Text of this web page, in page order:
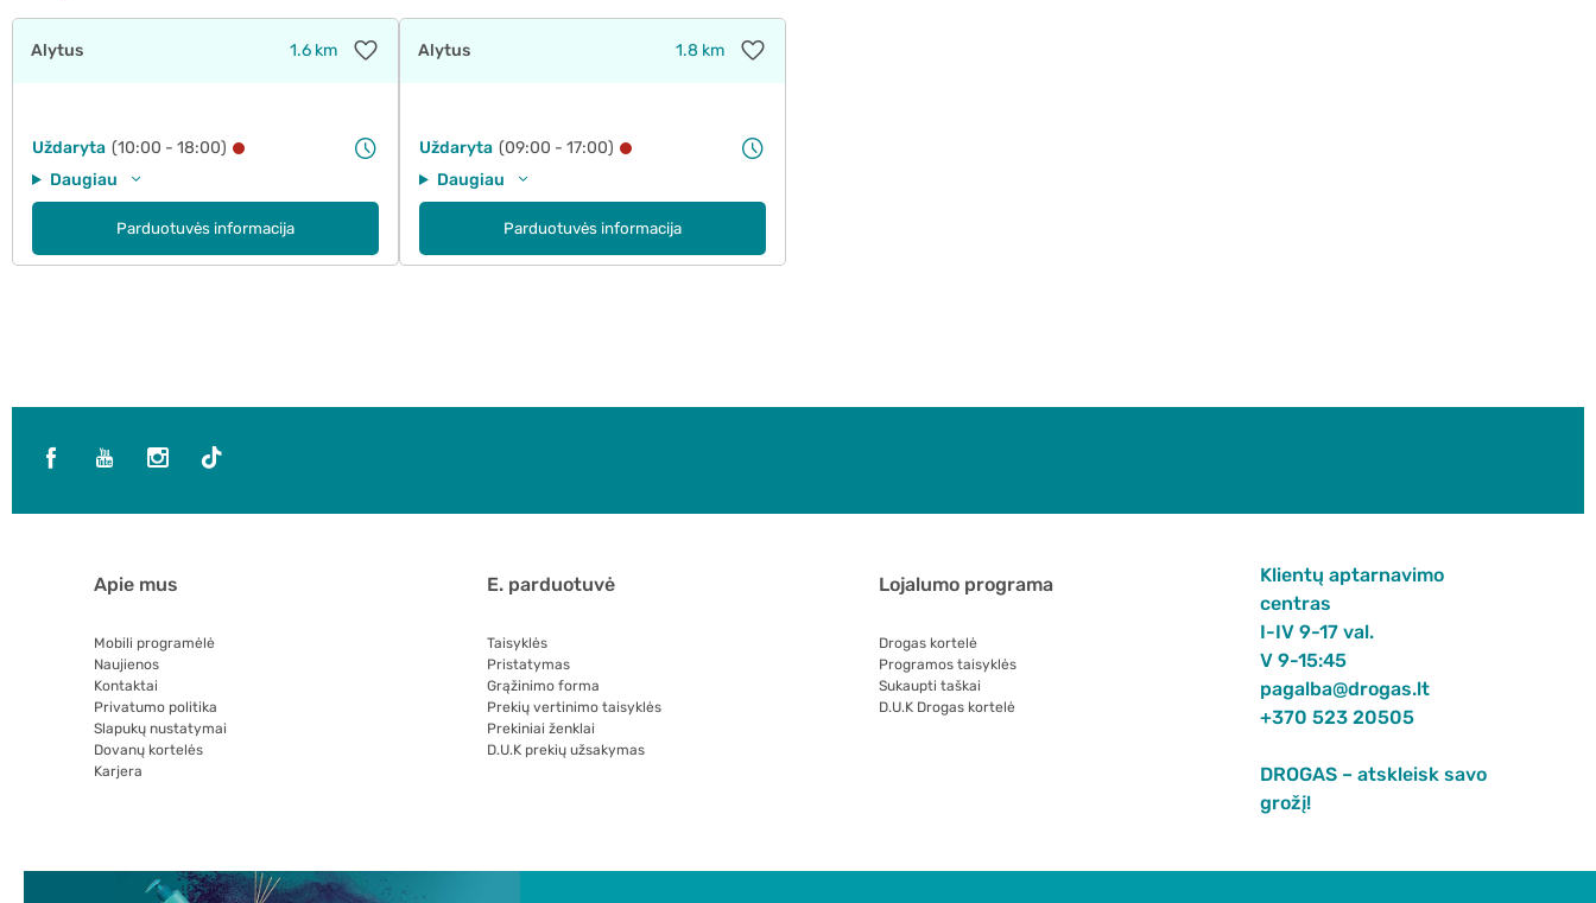
Alytus 1.6 km
Uždaryta (10:00 - 18:00)
Daugiau
Parduotuvės informacija
Alytus 1.8 km
Uždaryta (09:00 - 17:00)
Daugiau
Parduotuvės informacija
Apie mus
Mobili programėlė
Naujienos
Kontaktai
Privatumo politika
Slapukų nustatymai
Dovanų kortelės
Karjera
E. parduotuvė
Taisyklės
Pristatymas
Grąžinimo forma
Prekių vertinimo taisyklės
Prekiniai ženklai
D.U.K prekių užsakymas
Lojalumo programa
Drogas kortelė
Programos taisyklės
Sukaupti taškai
D.U.K Drogas kortelė
Klientų aptarnavimo
centras
I-IV 9-17 val.
V 9-15:45
pagalba@drogas.lt
+370 523 20505
DROGAS – atskleisk savo
grožį!